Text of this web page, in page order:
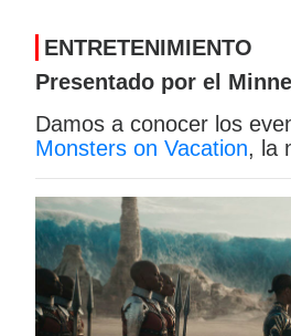
ENTRETENIMIENTO
Presentado por el
Damos a conocer los
Monsters on Vacation, la